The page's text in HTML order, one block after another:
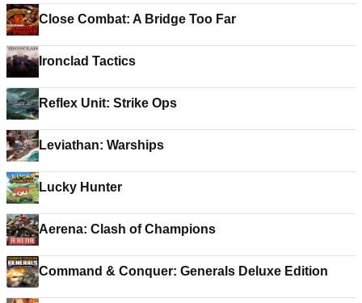
Close Combat: A Bridge Too Far
Ironclad Tactics
Reflex Unit: Strike Ops
Leviathan: Warships
Lucky Hunter
Aerena: Clash of Champions
Command & Conquer: Generals Deluxe Edition